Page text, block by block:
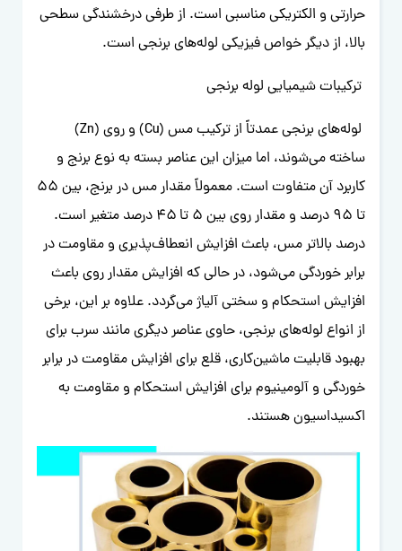
حرارتی و الکتریکی مناسبی است. از طرفی درخشندگی سطحی
بالا، از دیگر خواص فیزیکی لوله‌های برنجی است.
ترکیبات شیمیایی لوله برنجی
لوله‌های برنجی عمدتاً از ترکیب مس (Cu) و روی (Zn)
ساخته می‌شوند، اما میزان این عناصر بسته به نوع برنج و
کاربرد آن متفاوت است. معمولاً مقدار مس در برنج، بین ۵۵
تا ۹۵ درصد و مقدار روی بین ۵ تا ۴۵ درصد متغیر است.
درصد بالاتر مس، باعث افزایش انعطاف‌پذیری و مقاومت در
برابر خوردگی می‌شود، در حالی که افزایش مقدار روی باعث
افزایش استحکام و سختی آلیاژ می‌گردد. علاوه بر این، برخی
از انواع لوله‌های برنجی، حاوی عناصر دیگری مانند سرب برای
بهبود قابلیت ماشین‌کاری، قلع برای افزایش مقاومت در برابر
خوردگی و آلومینیوم برای افزایش استحکام و مقاومت به
اکسیداسیون هستند.